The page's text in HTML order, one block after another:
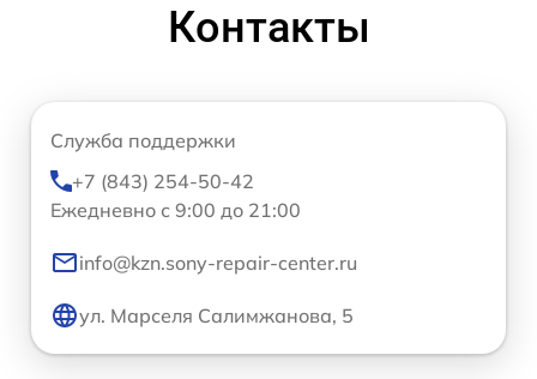
Контакты
Служба поддержки
+7 (843) 254-50-42
Ежедневно с 9:00 до 21:00
info@kzn.sony-repair-center.ru
ул. Марселя Салимжанова, 5